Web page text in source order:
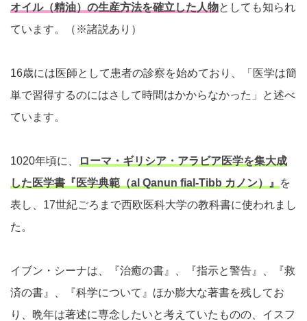
オイル（精油）の生産方法を確立した人物としても知られ
ています。（※諸説あり）
16歳には医師として患者の診察を始めており、「医学は簡
単で習得するのにはさして時間はかからなかった」と述べ
ています。
1020年頃に、
ローマ・ギリシア・アラビア医学を集大成
した医学書『医学典範（al Qanun fial-Tibb カノン）』
を
表し、17世紀ごろまで西欧医科大学の教科書に使われまし
た。
イブン・シーナは、『治癒の書』、『指示と警告』、『救
済の書』、『科学について』ほか膨大な著書を残してお
り、晩年は著述に専念したいと考えていたものの、イスフ